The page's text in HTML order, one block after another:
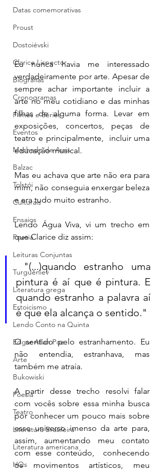
Datas comemorativas
Proust
Dostoiévski
Clarice Lispector
Biografias
Cronogramas
Filmes e Séries
Eventos
Machado de Assis
Balzac
Tolstói
Culturais
Ensaios
Poesia
Leituras Conjuntas
Turguêniev
Literatura grega
Estoicismo
Lendo Conto na Quinta
Edgar Allan Poe
Arte
Bukowiski
Poesia
Teatro
Literatura Brasileira
Literatura americana
HQs
Eu nunca havia me interessado
verdadeiramente por arte. Apesar de
sempre achar importante incluir a
arte no meu cotidiano e das minhas
filhas de alguma forma. Levar em
exposições, concertos, peças de
teatro e principalmente,  incluir uma
educação musical.
Mas eu achava que arte não era para
mim, não conseguia enxergar beleza
e era tudo muito estranho.
Lendo Água Viva, vi um trecho em
que Clarice diz assim:
"(...)quando estranho uma
pintura é aí que é pintura. E
quando estranho a palavra aí
é que ela alcança o sentido."
O sentido pelo estranhamento. Eu
não entendia, estranhava, mas
também me atraía.
A partir desse trecho resolvi falar
com vocês sobre essa minha busca
por conhecer um pouco mais sobre
esse universo imenso da arte para,
assim, aumentando meu contato
com esse conteúdo,  conhecendo
os movimentos artísticos, meu